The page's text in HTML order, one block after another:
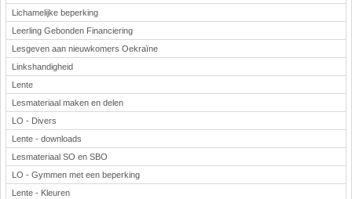
Lichamelijke beperking
Leerling Gebonden Financiering
Lesgeven aan nieuwkomers Oekraïne
Linkshandigheid
Lente
Lesmateriaal maken en delen
LO - Divers
Lente - downloads
Lesmateriaal SO en SBO
LO - Gymmen met een beperking
Lente - Kleuren